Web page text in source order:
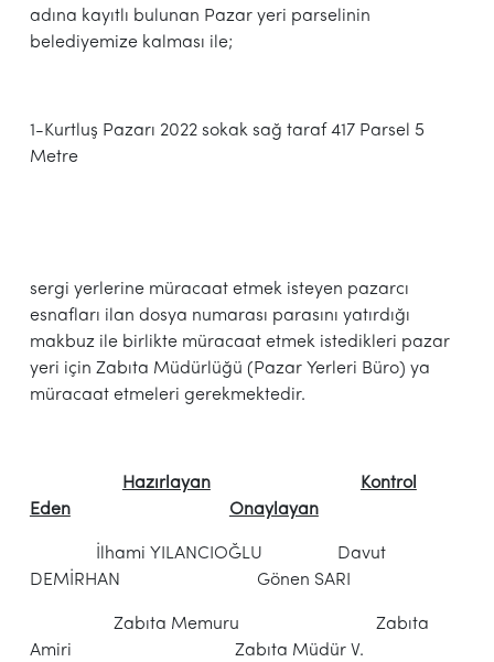
adına kayıtlı bulunan Pazar yeri parselinin
belediyemize kalması ile;
1-Kurtluş Pazarı 2022 sokak sağ taraf 417 Parsel 5
Metre
sergi yerlerine müracaat etmek isteyen pazarcı
esnafları ilan dosya numarası parasını yatırdığı
makbuz ile birlikte müracaat etmek istedikleri pazar
yeri için Zabıta Müdürlüğü (Pazar Yerleri Büro) ya
müracaat etmeleri gerekmektedir.
Hazırlayan
Kontrol
Eden
Onaylayan
İlhami YILANCIOĞLU Davut
DEMİRHAN Gönen SARI
Zabıta Memuru Zabıta
Amiri Zabıta Müdür V.